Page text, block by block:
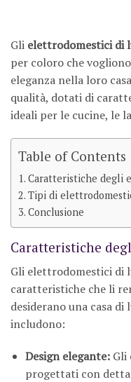
Gli elettrodomestici di
per coloro che
eleganza nella loro
qualità, dotati di
ideali per le cucine, le
Table of Contents
Caratteristiche degli
Tipi di
Conclusione
Caratteristiche
Gli elettrodomestici di
caratteristiche che li
desiderano una casa
includono:
Design elegante:Gli
progettati con